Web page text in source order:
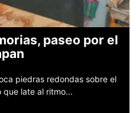
paseo por el
piedras redondas sobre el
que late al ritmo...